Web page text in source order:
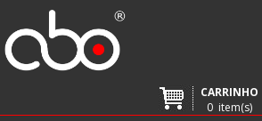
CARRINHO
0item(s)